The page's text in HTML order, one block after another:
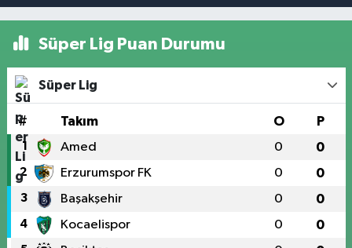
Süper Lig Puan Durumu
Süper Lig
# Takım O P
1 Amed 0 0
2 Erzurumspor FK 0 0
3 Başakşehir 0 0
4 Kocaelispor 0 0